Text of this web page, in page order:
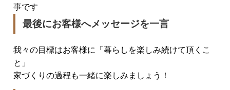
事です
最後にお客様へメッセージを一言
我々の目標はお客様に「暮らしを楽しみ続けて頂くこ
と」
家づくりの過程も一緒に楽しみましょう！